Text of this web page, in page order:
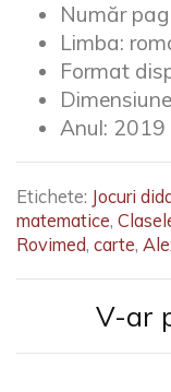
Număr
Limba:
Format
Anul: 2019
Etichete: Jocuri
matematice,
Rovimed, carte,
V-ar